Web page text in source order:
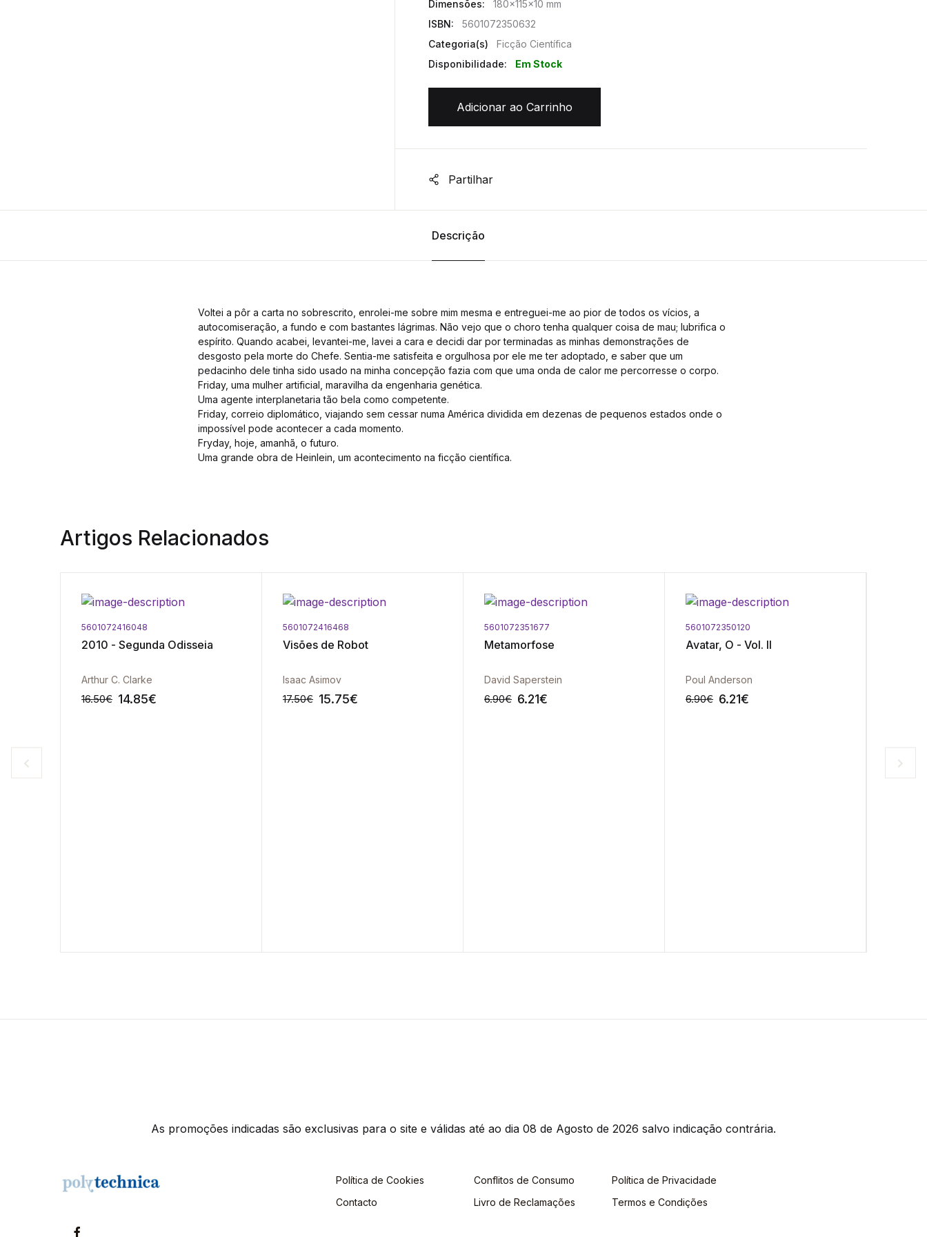
Dimensões:
180x115x10 mm
ISBN:
5601072350632
Categoria(s)
Ficção Científica
Disponibilidade:
Em Stock
Adicionar ao Carrinho
Partilhar
Descrição
Voltei a pôr a carta no sobrescrito, enrolei-me sobre mim mesma e entreguei-me ao pior de todos os vícios, a
autocomiseração, a fundo e com bastantes lágrimas. Não vejo que o choro tenha qualquer coisa de mau; lubrifica o
espírito. Quando acabei, levantei-me, lavei a cara e decidi dar por terminadas as minhas demonstrações de
desgosto pela morte do Chefe. Sentia-me satisfeita e orgulhosa por ele me ter adoptado, e saber que um
pedacinho dele tinha sido usado na minha concepção fazia com que uma onda de calor me percorresse o corpo.
Friday, uma mulher artificial, maravilha da engenharia genética.
Uma agente interplanetaria tão bela como competente.
Friday, correio diplomático, viajando sem cessar numa América dividida em dezenas de pequenos estados onde o
impossível pode acontecer a cada momento.
Fryday, hoje, amanhã, o futuro.
Uma grande obra de Heinlein, um acontecimento na ficção científica.
Artigos Relacionados
5601072416048
2010 - Segunda Odisseia
Arthur C. Clarke
16.50€ 14.85€
5601072416468
Visões de Robot
Isaac Asimov
17.50€ 15.75€
5601072351677
Metamorfose
David Saperstein
6.90€ 6.21€
5601072350120
Avatar, O - Vol. II
Poul Anderson
6.90€ 6.21€
As promoções indicadas são exclusivas para o site e válidas até ao dia 08 de Agosto de 2026 salvo indicação contrária.
Política de Cookies
Contacto
Conflitos de Consumo
Livro de Reclamações
Política de Privacidade
Termos e Condições